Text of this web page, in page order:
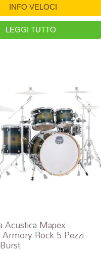
INFO VELOCI
LEGGI TUTTO
Acustica Mapex
Rock 5 Pezzi